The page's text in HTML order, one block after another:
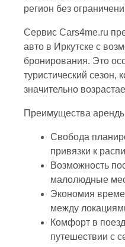
регион без
Сервис Cars4me.ru
авто в Иркутске с
бронирования. Это
туристический сезон,
значительно
Преимущества
Свобода
привязки к
Возможность
малолюдные
Экономия
между
Комфорт в
путешествии с